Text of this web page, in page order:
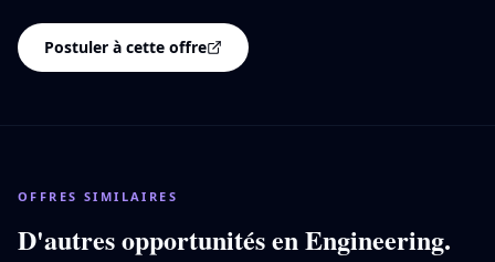
Postuler à cette offre
OFFRES SIMILAIRES
D'autres opportunités enEngineering.